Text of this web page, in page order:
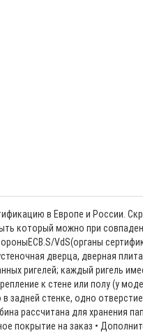
в Европе и России.
который можно при
VdS(органы
дверца, дверная плита
ригелей; каждый ригель
к стене или полу (у
задней стенке, одно
рассчитана для хранения
покрытие на заказ •